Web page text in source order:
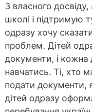
З власного
школі і підтримую
одразу хочу
проблем. Дітей
документи, і
навчатись. Ті, хто
подати документи,
дітей одразу